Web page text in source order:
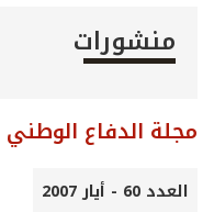
منشورات
مجلة الدفاع الوطني
العدد 60 - أيار 2007